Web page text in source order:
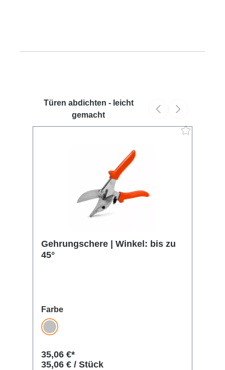
Produktgalerie überspringen
Türen abdichten - leicht
gemacht
Gehrungschere | Winkel: bis zu
45°
Farbeauswählen
Silber
35,06 €*
35,06 € / Stück